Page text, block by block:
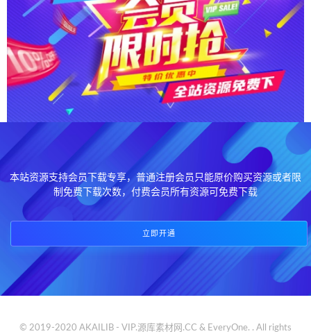
本站资源支持会员下载专享，普通注册会员只能原价购买资源或者限
制免费下载次数，付费会员所有资源可免费下载
立即开通
© 2019-2020 AKAILIB - VIP.源库素材网.CC & EveryOne. . All rights